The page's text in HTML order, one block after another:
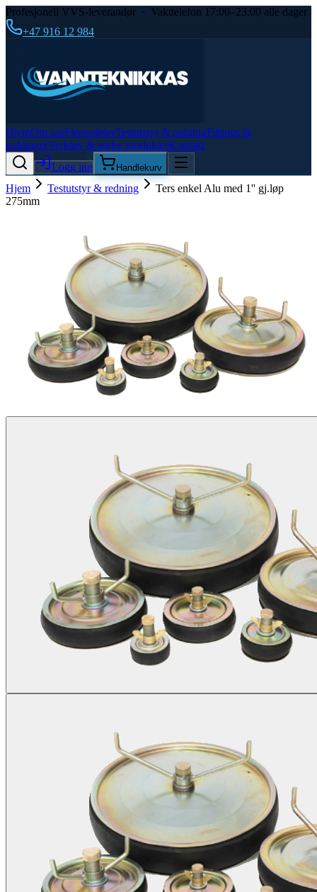
Profesjonell VVS-leverandør · Vakttelefon 17:00–23:00 alle dager
+47 916 12 984
HjemOm ossFlensedelerTestutstyr & redningFittings &
koblingerVerktøy & andre produkterKontakt
Logg inn
Handlekurv
Hjem Testutstyr & redning
Ters enkel Alu med 1'' gj.løp
275mm